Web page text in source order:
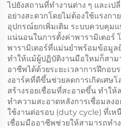
ไปยังสถานที่ทำงานต่าง ๆ และเป
อย่างสะดวกโดยไม่ต้องใช้แรงกา
อุปกรณ์ยกเพิ่มเติม ระบบควบคุม
แน่นอนในการตั้งค่าพารามิเตอร์
พารามิเตอร์ที่แม่นยำพร้อมข้อมูล
ทำให้แม้ผู้ปฏิบัติงานมือใหม่ก็สา
อาชีพได้ด้วยระยะเวลาการฝึกอ
งอาร์คที่ดีขึ้นช่วยลดการเกิดเศษ
สร้างรอยเชื่อมที่สะอาดขึ้น ทำให้
ทำความสะอาดหลังการเชื่อมลง
ใช้งานต่อรอบ (duty cycle) ที่เห
เชื่อมมืออาชีพช่วยให้สามารถทำ